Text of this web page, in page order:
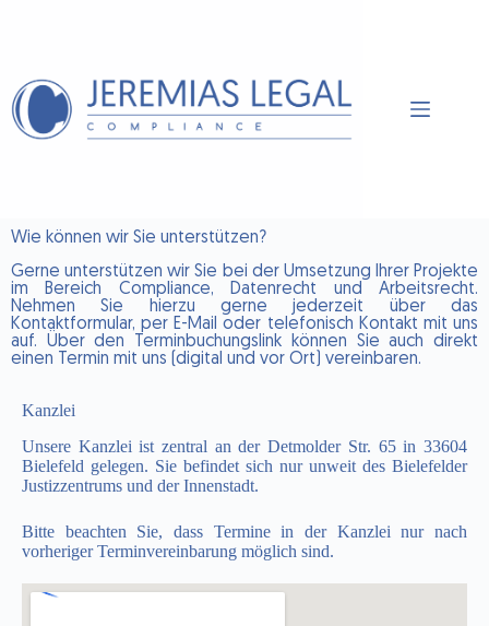
Wie können wir Sie unterstützen?
Gerne unterstützen wir Sie bei der Umsetzung Ihrer Projekte
im Bereich Compliance, Datenrecht und Arbeitsrecht.
Nehmen Sie hierzu gerne jederzeit über das
Kontaktformular, per E-Mail oder telefonisch Kontakt mit uns
auf. Über den Terminbuchungslink können Sie auch direkt
einen Termin mit uns (digital und vor Ort) vereinbaren.
Kanzlei
Unsere Kanzlei ist zentral an der Detmolder Str. 65 in 33604
Bielefeld gelegen. Sie befindet sich nur unweit des Bielefelder
Justizzentrums und der Innenstadt.
Bitte beachten Sie, dass Termine in der Kanzlei nur nach
vorheriger Terminvereinbarung möglich sind.